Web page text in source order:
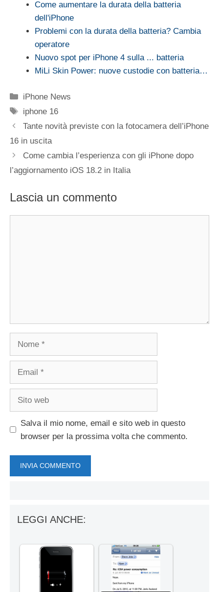
Come aumentare la durata della batteria
dell'iPhone
Problemi con la durata della batteria? Cambia
operatore
Nuovo spot per iPhone 4 sulla ... batteria
MiLi Skin Power: nuove custodie con batteria…
Categorie
iPhone News
Tag
iphone 16
Tante novità previste con la fotocamera dell’iPhone
16 in uscita
Come cambia l’esperienza con gli iPhone dopo
l’aggiornamento iOS 18.2 in Italia
Lascia un commento
Salva il mio nome, email e sito web in questo
browser per la prossima volta che commento.
LEGGI ANCHE: